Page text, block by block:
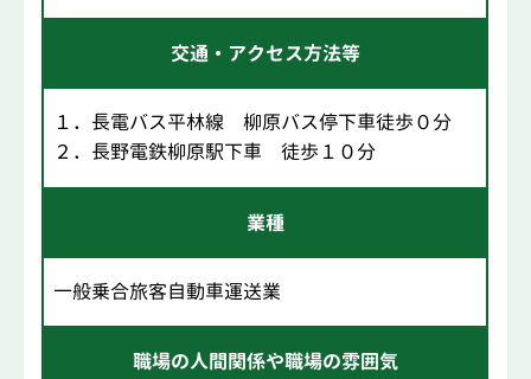
交通・アクセス方法等
１．長電バス平林線 柳原バス停下車徒歩０分
２．長野電鉄柳原駅下車 徒歩１０分
業種
一般乗合旅客自動車運送業
職場の人間関係や職場の雰囲気